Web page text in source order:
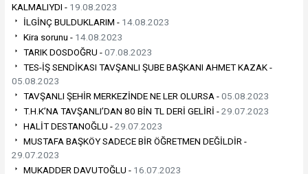
KALMALIYDI - 19.08.2023
İLGİNÇ BULDUKLARIM - 14.08.2023
Kira sorunu - 14.08.2023
TARIK DOSDOĞRU -07.08.2023
TES-İŞ SENDİKASI TAVŞANLI ŞUBE BAŞKANI AHMET KAZAK -
05.08.2023
TAVŞANLI ŞEHİR MERKEZİNDE NE LER OLURSA -05.08.2023
T.H.K’NA TAVŞANLI’DAN 80 BİN TL DERİ GELİRİ -29.07.2023
HALİT DESTANOĞLU -29.07.2023
MUSTAFA BAŞKÖY SADECE BİR ÖĞRETMEN DEĞİLDİR -
29.07.2023
MUKADDER DAVUTOĞLU - 16.07.2023